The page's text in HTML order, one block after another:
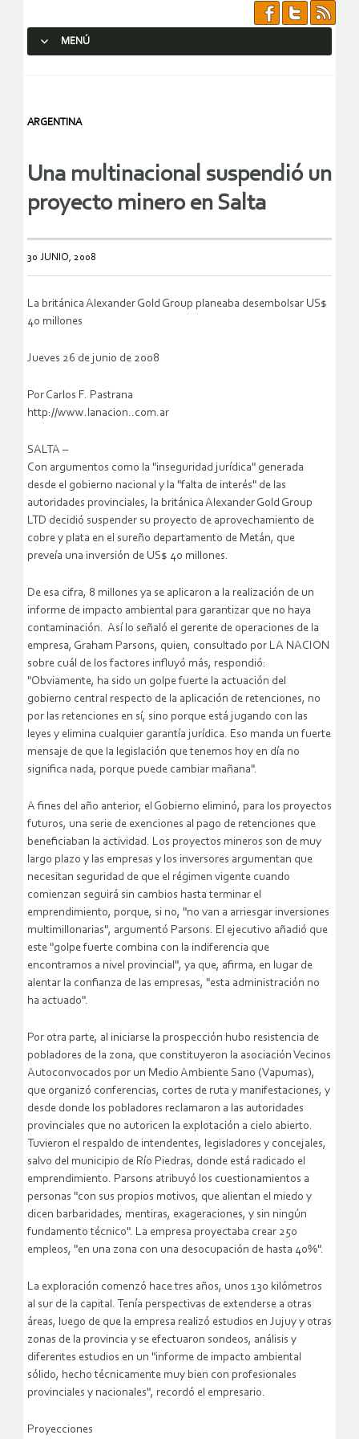
MENÚ
ARGENTINA
Una multinacional suspendió un
proyecto minero en Salta
30 JUNIO, 2008
La británica Alexander Gold Group planeaba desembolsar US$
40 millones
Jueves 26 de junio de 2008
Por Carlos F. Pastrana
http://www.lanacion..com.ar
SALTA –
Con argumentos como la "inseguridad jurídica" generada
desde el gobierno nacional y la "falta de interés" de las
autoridades provinciales, la británica Alexander Gold Group
LTD decidió suspender su proyecto de aprovechamiento de
cobre y plata en el sureño departamento de Metán, que
preveía una inversión de US$ 40 millones.
De esa cifra, 8 millones ya se aplicaron a la realización de un
informe de impacto ambiental para garantizar que no haya
contaminación. Así lo señaló el gerente de operaciones de la
empresa, Graham Parsons, quien, consultado por LA NACION
sobre cuál de los factores influyó más, respondió:
"Obviamente, ha sido un golpe fuerte la actuación del
gobierno central respecto de la aplicación de retenciones, no
por las retenciones en sí, sino porque está jugando con las
leyes y elimina cualquier garantía jurídica. Eso manda un fuerte
mensaje de que la legislación que tenemos hoy en día no
significa nada, porque puede cambiar mañana".
A fines del año anterior, el Gobierno eliminó, para los proyectos
futuros, una serie de exenciones al pago de retenciones que
beneficiaban la actividad. Los proyectos mineros son de muy
largo plazo y las empresas y los inversores argumentan que
necesitan seguridad de que el régimen vigente cuando
comienzan seguirá sin cambios hasta terminar el
emprendimiento, porque, si no, "no van a arriesgar inversiones
multimillonarias", argumentó Parsons. El ejecutivo añadió que
este "golpe fuerte combina con la indiferencia que
encontramos a nivel provincial", ya que, afirma, en lugar de
alentar la confianza de las empresas, "esta administración no
ha actuado".
Por otra parte, al iniciarse la prospección hubo resistencia de
pobladores de la zona, que constituyeron la asociación Vecinos
Autoconvocados por un Medio Ambiente Sano (Vapumas),
que organizó conferencias, cortes de ruta y manifestaciones, y
desde donde los pobladores reclamaron a las autoridades
provinciales que no autoricen la explotación a cielo abierto.
Tuvieron el respaldo de intendentes, legisladores y concejales,
salvo del municipio de Río Piedras, donde está radicado el
emprendimiento. Parsons atribuyó los cuestionamientos a
personas "con sus propios motivos, que alientan el miedo y
dicen barbaridades, mentiras, exageraciones, y sin ningún
fundamento técnico". La empresa proyectaba crear 250
empleos, "en una zona con una desocupación de hasta 40%".
La exploración comenzó hace tres años, unos 130 kilómetros
al sur de la capital. Tenía perspectivas de extenderse a otras
áreas, luego de que la empresa realizó estudios en Jujuy y otras
zonas de la provincia y se efectuaron sondeos, análisis y
diferentes estudios en un "informe de impacto ambiental
sólido, hecho técnicamente muy bien con profesionales
provinciales y nacionales", recordó el empresario.
Proyecciones